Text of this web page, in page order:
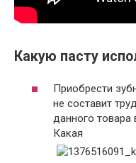
Какую пасту
Приобрести
не составит
данного товара
Какая